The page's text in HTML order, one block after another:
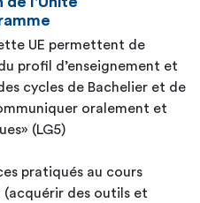
UE permettent de
profil d’enseignement et
cycles de Bachelier et de
oralement et
(LG5)
pratiqués au cours
(acquérir des outils et